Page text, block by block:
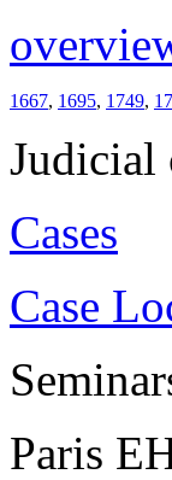
1667, 1695, 1749,
Judicial
Cases
Case
Paris